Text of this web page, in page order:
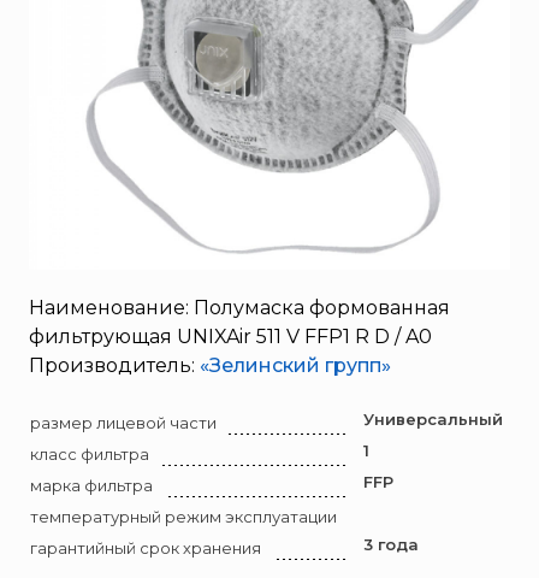
Полумаски фильтрующие промышленные
Изолирующие СИЗОД
Полумаски фильтрующие гражданские
Комплектующие и принадлежности
TYTAN MAX
«Pohorje» Mirna
«Зелинский групп»
«Шанс»
АО «КОРПОРАЦИЯ
«РОСХИМЗАЩИТА»
АРТИ
Брандбулл
Наименование: Полумаска формованная
фильтрующая UNIXAir 511 V FFP1 R D / A0
Производитель: «Зелинский групп»
размер лицевой части
Универсальный
класс фильтра
1
марка фильтра
FFP
температурный режим эксплуатации
гарантийный срок хранения
3 года